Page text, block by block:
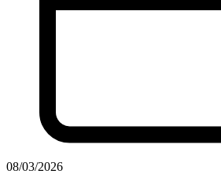
08/03/2026